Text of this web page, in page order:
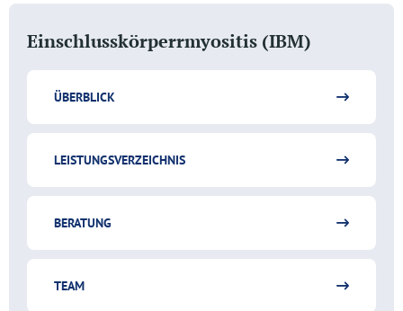
Einschlusskörperrmyositis (IBM)
ÜBERBLICK
LEISTUNGSVERZEICHNIS
BERATUNG
TEAM